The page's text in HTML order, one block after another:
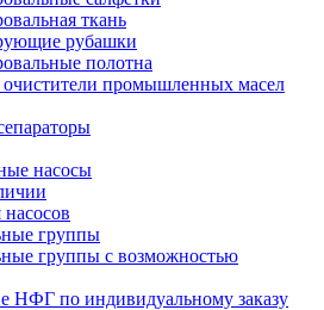
ткань
рубашки
полотна
очистители промышленных масел
насосы
насосов
группы
группы с возможностью
НФГ по индивидуальному заказу